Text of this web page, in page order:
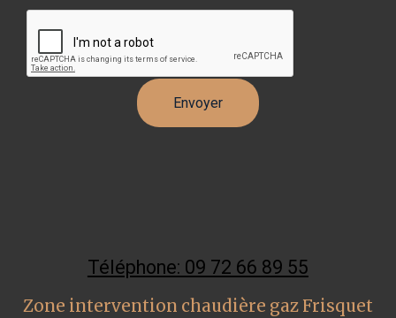
Téléphone: 09 72 66 89 55
Zone intervention chaudière gaz Frisquet